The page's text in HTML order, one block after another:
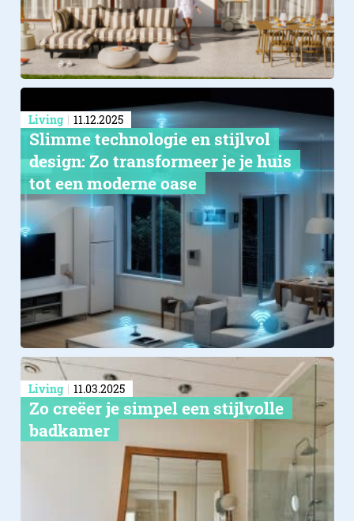
Living 11.12.2025
Slimme technologie en stijlvol
design: Zo transformeer je je huis
tot een moderne oase
Living 11.03.2025
Zo creëer je simpel een stijlvolle
badkamer